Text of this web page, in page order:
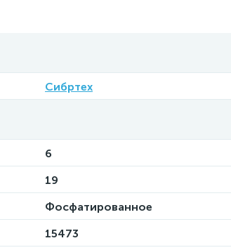
Сибртех
6
19
Фосфатированное
15473